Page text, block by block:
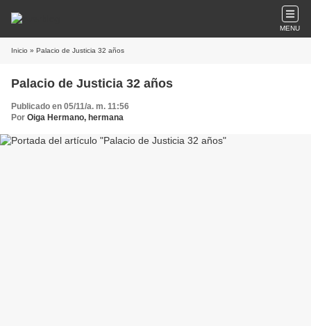
MENU
Inicio » Palacio de Justicia 32 años
Palacio de Justicia 32 años
Publicado en 05/11/a. m. 11:56
Por Oiga Hermano, hermana